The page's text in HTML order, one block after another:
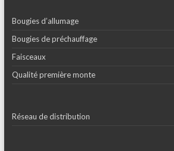
Bougies d’allumage
Bougies de préchauffage
Faisceaux
Qualité première monte
Réseau de distribution